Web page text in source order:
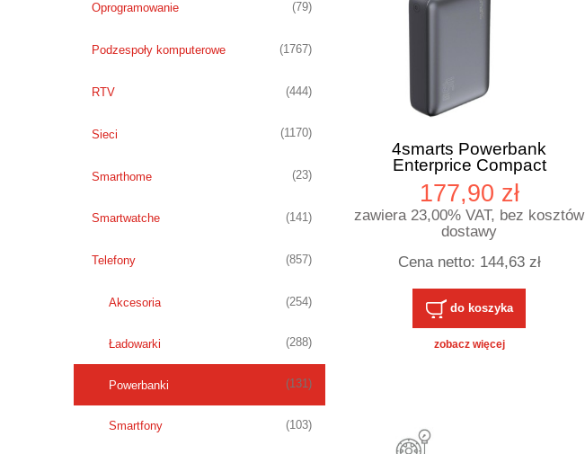
Oprogramowanie (79)
Podzespoły komputerowe (1767)
RTV (444)
Sieci (1170)
Smarthome (23)
Smartwatche (141)
Telefony (857)
Akcesoria (254)
Ładowarki (288)
Powerbanki (131)
Smartfony (103)
4smarts Powerbank
Enterprice Compact
20000mAh 45W Szary
177,90 zł
zawiera 23,00% VAT, bez kosztów
dostawy
Cena netto: 144,63 zł
do koszyka
zobacz więcej